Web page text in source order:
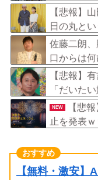
【悲報】
日の丸と
る」
佐藤二朗、
口からは
悔しさを
【悲報】
「だいた
ットして
NEW
【悲
止を発表
【無料・激安